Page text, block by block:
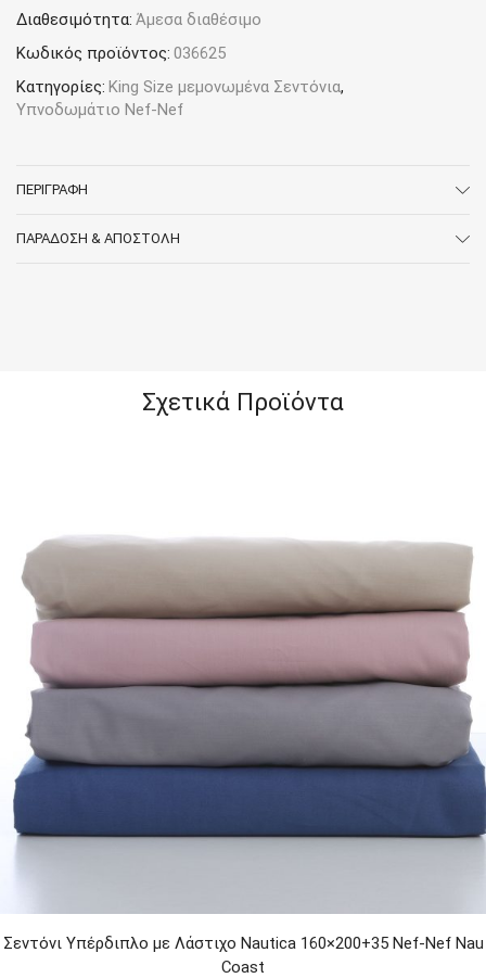
Elements
ποσότητα
Διαθεσιμότητα: Άμεσα διαθέσιμο
Κωδικός προϊόντος: 036625
Κατηγορίες: King Size μεμονωμένα Σεντόνια,
Υπνοδωμάτιο Nef-Nef
ΠΕΡΙΓΡΑΦΉ
ΠΑΡΆΔΟΣΗ & ΑΠΟΣΤΟΛΉ
Σχετικά Προϊόντα
Σεντόνι Υπέρδιπλο με Λάστιχο Nautica 160×200+35 Nef-Nef Nau
Coast